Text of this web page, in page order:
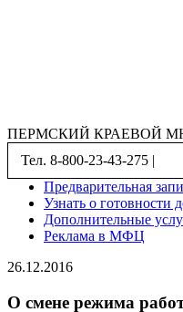
ПЕРМСКИЙ КРАЕВОЙ
Тел. 8-800-23-43-275 |
Предварительная
Узнать о готовности
Дополнительные
Реклама в МФЦ
26.12.2016
О смене режима